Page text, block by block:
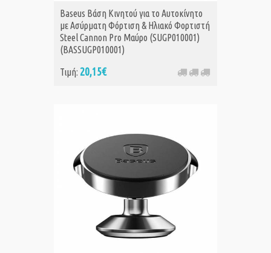
Baseus Βάση Κινητού για το Αυτοκίνητο
με Ασύρματη Φόρτιση & Ηλιακό Φορτιστή
Steel Cannon Pro Μαύρο (SUGP010001)
(BASSUGP010001)
Τιμή: 20,15€